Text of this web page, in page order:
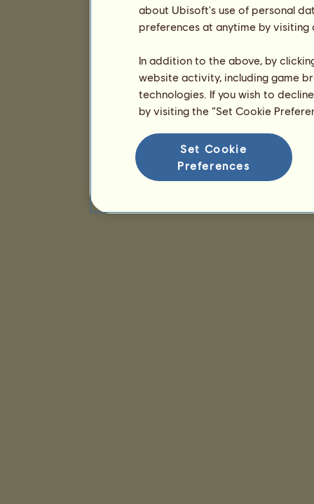
about Ubisoft's use of personal
preferences at anytime by
In addition to the above, by
website activity, including game
technologies. If you wish to
by visiting the “Set Cookie
Set Cookie
Preferences